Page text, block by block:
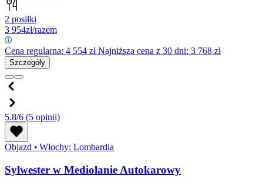
2 posiłki
3 954zł/razem
Cena regularna: 4 554 złNajniższa cena z 30 dni: 3 768 zł
Szczegóły
5.8/6 (5 opinii)
Objazd • Włochy: Lombardia
Sylwester w Mediolanie Autokarowy